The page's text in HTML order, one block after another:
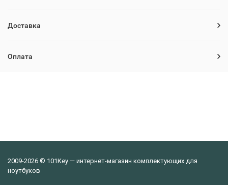
Доставка
Оплата
2009-2026 © 101Key — интернет-магазин комплектующих для
ноутбуков